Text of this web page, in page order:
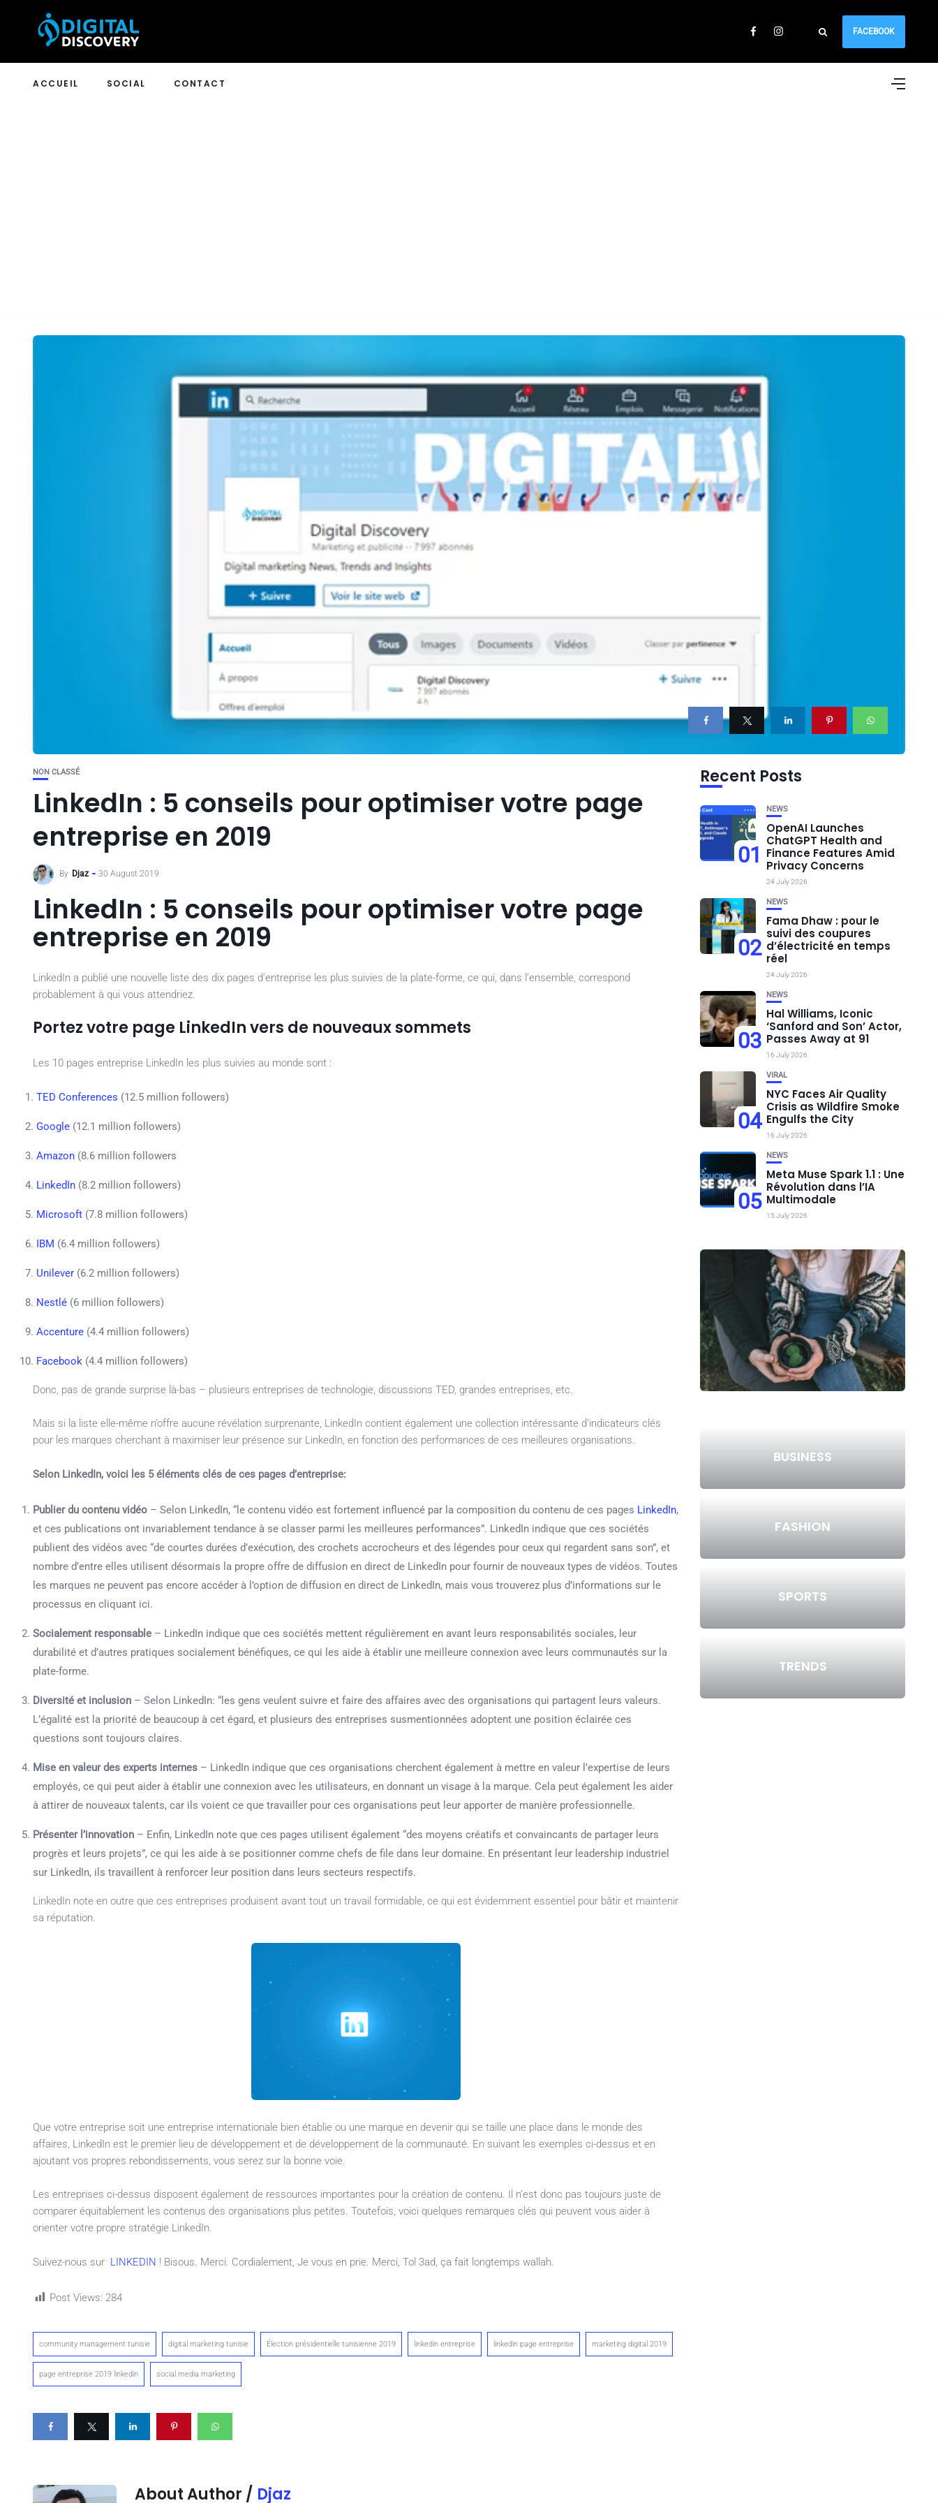
FACEBOOK
ACCUEIL SOCIAL CONTACT
NON CLASSÉ
LinkedIn : 5 conseils pour optimiser votre page
entreprise en 2019
By Djaz 30 August 2019
LinkedIn : 5 conseils pour optimiser votre page
entreprise en 2019
LinkedIn a publié une nouvelle liste des dix pages d’entreprise les plus suivies de la plate-forme, ce qui, dans l’ensemble, correspond
probablement à qui vous attendriez.
Portez votre page LinkedIn vers de nouveaux sommets
Les 10 pages entreprise LinkedIn les plus suivies au monde sont :
TED Conferences (12.5 million followers)
Google (12.1 million followers)
Amazon (8.6 million followers
LinkedIn (8.2 million followers)
Microsoft (7.8 million followers)
IBM (6.4 million followers)
Unilever (6.2 million followers)
Nestlé (6 million followers)
Accenture (4.4 million followers)
Facebook (4.4 million followers)
Donc, pas de grande surprise là-bas – plusieurs entreprises de technologie, discussions TED, grandes entreprises, etc.
Mais si la liste elle-même n’offre aucune révélation surprenante, LinkedIn contient également une collection intéressante d’indicateurs clés
pour les marques cherchant à maximiser leur présence sur LinkedIn, en fonction des performances de ces meilleures organisations.
Selon LinkedIn, voici les 5 éléments clés de ces pages d’entreprise:
Publier du contenu vidéo – Selon LinkedIn, “le contenu vidéo est fortement influencé par la composition du contenu de ces pages LinkedIn,
et ces publications ont invariablement tendance à se classer parmi les meilleures performances”. LinkedIn indique que ces sociétés
publient des vidéos avec “de courtes durées d’exécution, des crochets accrocheurs et des légendes pour ceux qui regardent sans son”, et
nombre d’entre elles utilisent désormais la propre offre de diffusion en direct de LinkedIn pour fournir de nouveaux types de vidéos. Toutes
les marques ne peuvent pas encore accéder à l’option de diffusion en direct de LinkedIn, mais vous trouverez plus d’informations sur le
processus en cliquant ici.
Socialement responsable – LinkedIn indique que ces sociétés mettent régulièrement en avant leurs responsabilités sociales, leur
durabilité et d’autres pratiques socialement bénéfiques, ce qui les aide à établir une meilleure connexion avec leurs communautés sur la
plate-forme.
Diversité et inclusion – Selon LinkedIn: “les gens veulent suivre et faire des affaires avec des organisations qui partagent leurs valeurs.
L’égalité est la priorité de beaucoup à cet égard, et plusieurs des entreprises susmentionnées adoptent une position éclairée ces
questions sont toujours claires.
Mise en valeur des experts internes – LinkedIn indique que ces organisations cherchent également à mettre en valeur l’expertise de leurs
employés, ce qui peut aider à établir une connexion avec les utilisateurs, en donnant un visage à la marque. Cela peut également les aider
à attirer de nouveaux talents, car ils voient ce que travailler pour ces organisations peut leur apporter de manière professionnelle.
Présenter l’innovation – Enfin, LinkedIn note que ces pages utilisent également “des moyens créatifs et convaincants de partager leurs
progrès et leurs projets”, ce qui les aide à se positionner comme chefs de file dans leur domaine. En présentant leur leadership industriel
sur LinkedIn, ils travaillent à renforcer leur position dans leurs secteurs respectifs.
LinkedIn note en outre que ces entreprises produisent avant tout un travail formidable, ce qui est évidemment essentiel pour bâtir et maintenir
sa réputation.
Que votre entreprise soit une entreprise internationale bien établie ou une marque en devenir qui se taille une place dans le monde des
affaires, LinkedIn est le premier lieu de développement et de développement de la communauté. En suivant les exemples ci-dessus et en
ajoutant vos propres rebondissements, vous serez sur la bonne voie.
Les entreprises ci-dessus disposent également de ressources importantes pour la création de contenu. Il n’est donc pas toujours juste de
comparer équitablement les contenus des organisations plus petites. Toutefois, voici quelques remarques clés qui peuvent vous aider à
orienter votre propre stratégie LinkedIn.
Suivez-nous sur LINKEDIN ! Bisous. Merci. Cordialement, Je vous en prie. Merci, Tol 3ad, ça fait longtemps wallah.
Post Views: 284
community management tunisie digital marketing tunisie Élection présidentielle tunisienne 2019 linkedin entreprise linkedin page entreprise marketing digital 2019
page entreprise 2019 linkedin social media marketing
About Author / Djaz
Recent Posts
01
NEWS
OpenAI Launches
ChatGPT Health and
Finance Features Amid
Privacy Concerns
24 July 2026
02
NEWS
Fama Dhaw : pour le
suivi des coupures
d’électricité en temps
réel
24 July 2026
03
NEWS
Hal Williams, Iconic
‘Sanford and Son’ Actor,
Passes Away at 91
16 July 2026
04
VIRAL
NYC Faces Air Quality
Crisis as Wildfire Smoke
Engulfs the City
16 July 2026
05
NEWS
Meta Muse Spark 1.1 : Une
Révolution dans l’IA
Multimodale
15 July 2026
BUSINESS
FASHION
SPORTS
TRENDS